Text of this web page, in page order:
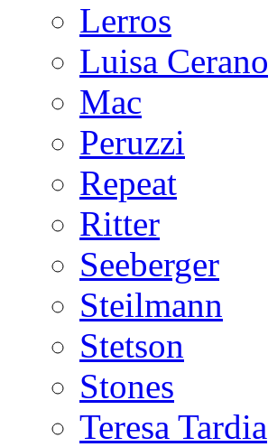
Lerros
Luisa Cerano
Mac
Peruzzi
Repeat
Ritter
Seeberger
Steilmann
Stetson
Stones
Teresa Tardia